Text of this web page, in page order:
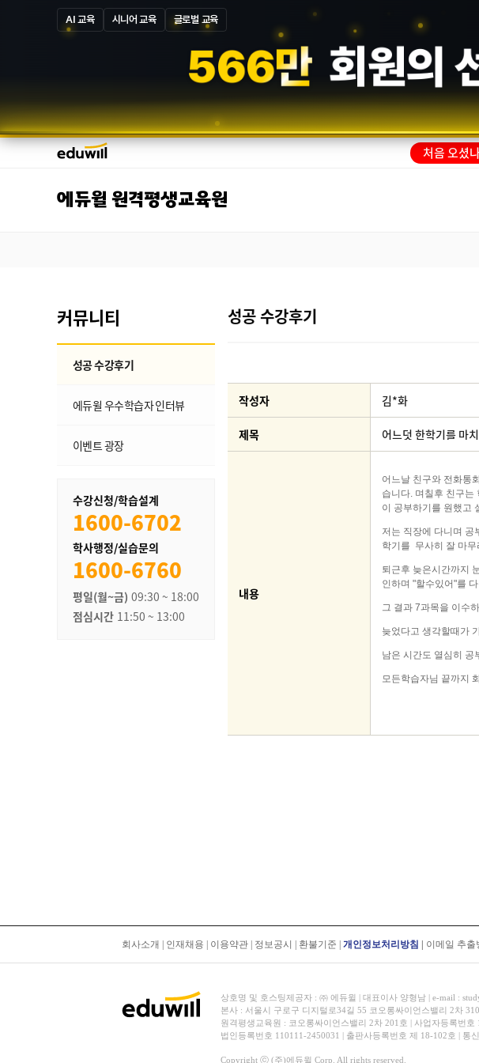
AI 교육 시니어 교육 글로벌 교육
587만 회원의
처음 오셨
에듀윌 원격평생교육원
커뮤니티
성공 수강후기
에듀윌 우수학습자 인터뷰
이벤트 광장
수강신청/학습설계
1600-6702
학사행정/실습문의
1600-6760
평일(월~금) 09:30 ~ 18:00
점심시간 11:50 ~ 13:00
성공 수강후기
작성자 김*화
제목 어느덧 한학기를 마
내용
회사소개 인재채용 이용약관 정보공시 환불기준 개인정보처리방침 이메일 추출
상호명 및 호스팅제공자 : ㈜ 에듀윌 | 대표이사 양형남 | e-mail :
본사 : 서울시 구로구 디지털로34길 55 코오롱싸이언스밸리 2차
원격평생교육원 : 코오롱싸이언스밸리 2차 201호 | 사업자등록번
법인등록번호 110111-2450031 | 출판사등록번호 제 18-102호 | 통
Copyright ⓒ (주)에듀윌 Corp. All rights reserved.